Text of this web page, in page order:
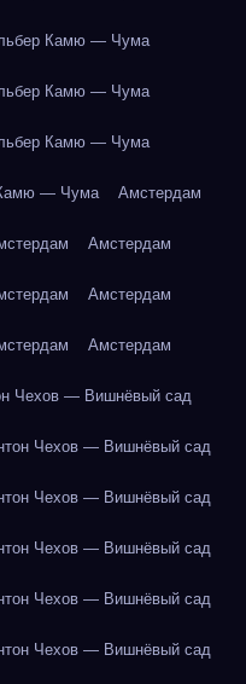
Камю — Чума
Камю — Чума
Камю — Чума
— Чума Амстердам
Амстердам
Амстердам
Амстердам
Чехов — Вишнёвый сад
Чехов — Вишнёвый сад
Чехов — Вишнёвый сад
Чехов — Вишнёвый сад
Чехов — Вишнёвый сад
Чехов — Вишнёвый сад